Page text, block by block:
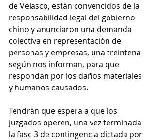
de Velasco, están convencidos de la
responsabilidad legal del gobierno
chino y anunciaron una demanda
colectiva en representación de
personas y empresas, una treintena
según nos informan, para que
respondan por los daños materiales
y humanos causados.
Tendrán que espera a que los
juzgados operen, una vez terminada
la fase 3 de contingencia dictada por